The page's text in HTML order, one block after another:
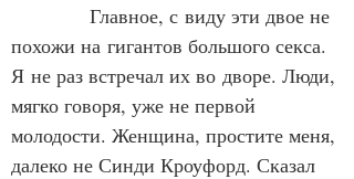
Главное, с виду эти двое не
похожи на гигантов большого секса.
Я не раз встречал их во дворе. Люди,
мягко говоря, уже не первой
молодости. Женщина, простите меня,
далеко не Синди Кроуфорд. Сказал